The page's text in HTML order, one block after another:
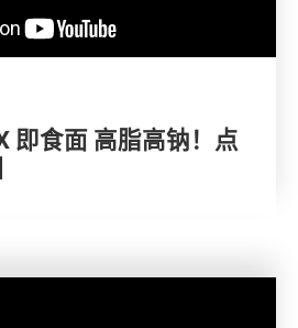
即食面 高脂高钠！点